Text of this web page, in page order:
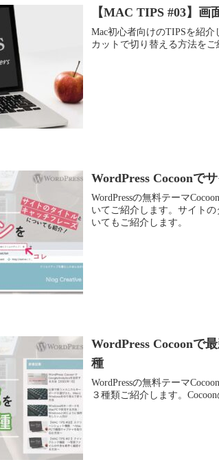
【MAC TIPS #03】
Mac初心者向けのTIPSを紹介
カットで切り替える方法をご
WordPress Cocoonで
WordPressの無料テーマ
いてご紹介します。サイト
いてもご紹介します。
WordPress Cocoonで
種
WordPressの無料テーマ
３種類ご紹介します。